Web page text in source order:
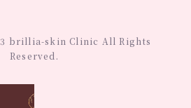
brillia-skin Clinic All Rights
Reserved.